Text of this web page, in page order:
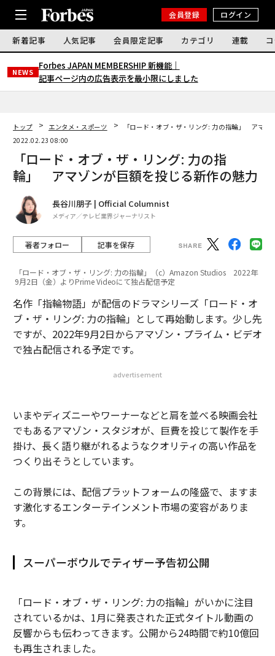
会員登録 ログイン
新着記事 人気記事 会員限定記事 カテゴリ 連載
NEWS
Forbes JAPAN MEMBERSHIP 新機能｜
記事ページ内の広告表示を最小限にしました
トップ エンタメ・スポーツ
「ロード・オブ・ザ・リング: 力の指輪」 アマゾ
2022.02.23 08:00
「ロード・オブ・ザ・リング: 力の指
輪」 アマゾンが巨額を投じる新作の魅力
長谷川朋子 | Official Columnist
メディア／テレビ業界ジャーナリスト
著者フォロー 記事を保存
「ロード・オブ・ザ・リング: 力の指輪」（c）Amazon Studios 2022年
9月2日（金）よりPrime Videoにて独占配信予定
名作「指輪物語」が配信のドラマシリーズ「ロード・オ
ブ・ザ・リング: 力の指輪」として再始動します。少し先
ですが、2022年9月2日からアマゾン・プライム・ビデオ
で独占配信される予定です。
advertisement
いまやディズニーやワーナーなどと肩を並べる映画会社
でもあるアマゾン・スタジオが、巨費を投じて製作を手
掛け、長く語り継がれるようなクオリティの高い作品を
つくり出そうとしています。
この背景には、配信プラットフォームの隆盛で、ますま
す激化するエンターテインメント市場の変容がありま
す。
スーパーボウルでティザー予告初公開
「ロード・オブ・ザ・リング: 力の指輪」がいかに注目
されているかは、1月に発表された正式タイトル動画の
反響からも伝わってきます。公開から24時間で約10億回
も再生されました。